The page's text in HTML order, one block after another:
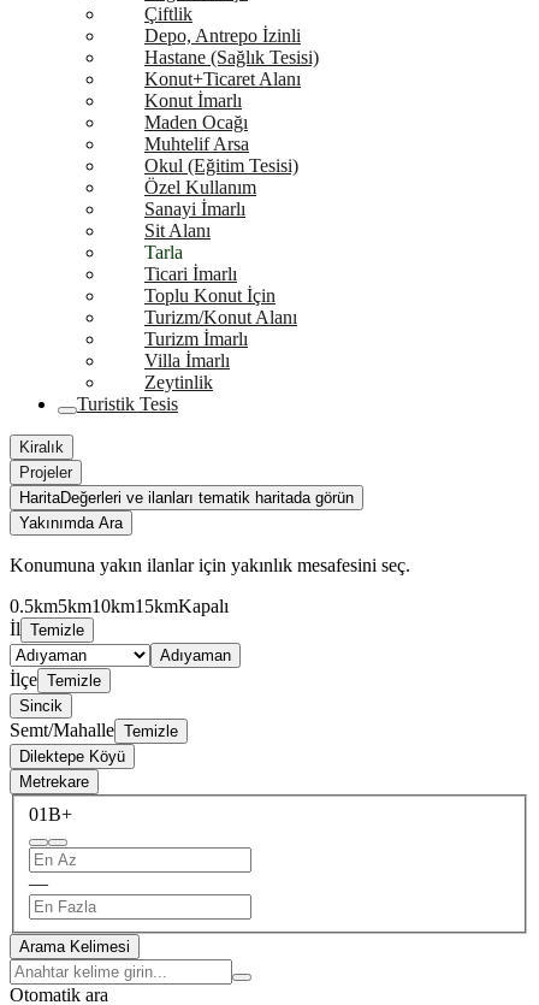
Çiftlik
Depo, Antrepo İzinli
Hastane (Sağlık Tesisi)
Konut+Ticaret Alanı
Konut İmarlı
Maden Ocağı
Muhtelif Arsa
Okul (Eğitim Tesisi)
Özel Kullanım
Sanayi İmarlı
Sit Alanı
Tarla
Ticari İmarlı
Toplu Konut İçin
Turizm/Konut Alanı
Turizm İmarlı
Villa İmarlı
Zeytinlik
Turistik Tesis
Kiralık
Projeler
HaritaDeğerleri ve ilanları tematik haritada görün
Yakınımda Ara
Konumuna yakın ilanlar için yakınlık mesafesini seç.
0.5km5km10km15kmKapalı
İl Temizle
Adıyaman
İlçe Temizle
Sincik
Semt/Mahalle Temizle
Dilektepe Köyü
Metrekare
01B+
—
Arama Kelimesi
Otomatik ara